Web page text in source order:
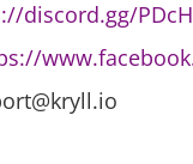
discord.gg/